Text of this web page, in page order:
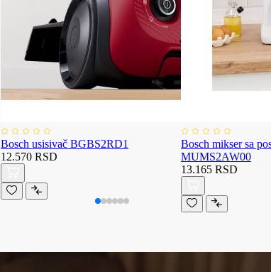
Bosch usisivač BGBS2RD1
12.570 RSD
Bosch mikser sa
MUMS2AW00
13.165 RSD